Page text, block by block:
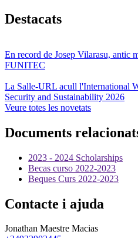
Destacats
En record de Josep Vilarasu, antic
FUNITEC
La Salle-URL acull l'International
Security and Sustainability 2026
Veure totes les novetats
Documents
2023 - 2024 Scholarships
Becas curso 2022-2023
Beques Curs 2022-2023
Contacte i ajuda
Jonathan Maestre Macias